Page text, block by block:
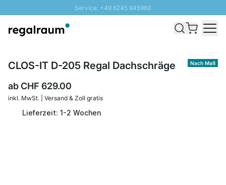
Service: +49 6245 945960
Versand & Zoll gratis ab 300 CHF
Nach Maß
CLOS-IT D-205 Regal Dachschräge
abCHF 629.00
inkl. MwSt. | Versand & Zoll gratis
Lieferzeit: 1-2 Wochen